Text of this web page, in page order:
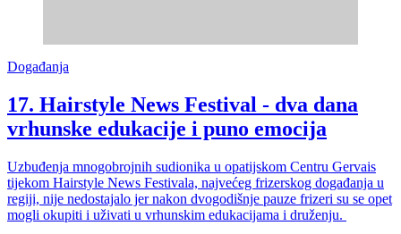
Događanja
17. Hairstyle News Festival - dva dana
vrhunske edukacije i puno emocija
Uzbuđenja mnogobrojnih sudionika u opatijskom Centru Gervais
tijekom Hairstyle News Festivala, najvećeg frizerskog događanja u
regiji, nije nedostajalo jer nakon dvogodišnje pauze frizeri su se opet
mogli okupiti i uživati u vrhunskim edukacijama i druženju.